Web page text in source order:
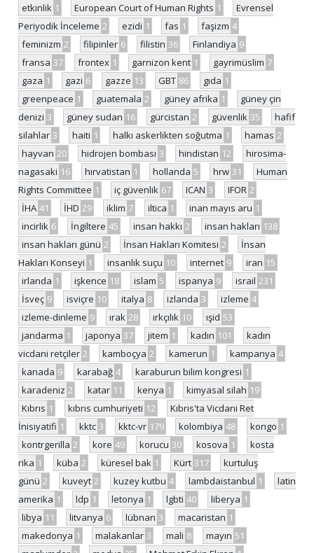
etkinlik 1 European Court of Human Rights 1
Evrensel
Periyodik İnceleme 2 ezidi 1 fas 1 faşizm 4
feminizm 2 filipinler 6 filistin 36 Finlandiya 9
fransa 37 frontex 1 garnizon kent 1 gayrimüslim 7
gaza 1 gazi 6 gazze 13 GBT 86 gıda 1
greenpeace 1 guatemala 2 güney afrika 1
güney çin
denizi 3 güney sudan 16 gürcistan 2 güvenlik 35
hafif
silahlar 3 haiti 1 halkı askerlikten soğutma 1 hamas 2
hayvan 20 hidrojen bombası 3 hindistan 12
hirosima-
nagasaki 16 hırvatistan 1 hollanda 5 hrw 31
Human
Rights Committee 1 iç güvenlik 67 ICAN 3 IFOR 2
İHA 41 İHD 29 iklim 7 iltica 1 inan mayıs aru 1
incirlik 6 İngiltere 45 insan hakkı 2 insan hakları 138
insan hakları günü 2 İnsan Hakları Komitesi 2
İnsan
Hakları Konseyi 1 insanlık suçu 10 internet 9 iran 15
irlanda 1 işkence 18 islam 5 ispanya 9 israil 231
İsveç 9 isviçre 10 italya 8 izlanda 3 izleme 4
izleme-dinleme 9 ırak 28 ırkçılık 10 ışid 53
jandarma 1 japonya 37 jitem 1 kadın 101
kadın
vicdani retçiler 2 kamboçya 2 kamerun 1 kampanya 4
kanada 9 karabağ 4 karaburun bilim kongresi 1
karadeniz 2 katar 11 kenya 1 kimyasal silah 19
Kıbrıs 1 kıbrıs cumhuriyeti 12
Kıbrıs'ta Vicdani Ret
İnisiyatifi 1 kktc 3 kktc-vr 179 kolombiya 48 kongo 1
kontrgerilla 2 kore 49 korucu 30 kosova 1
kosta
rika 1 küba 2 küresel bak 1 Kürt 317
kurtuluş
günü 2 kuveyt 2 kuzey kutbu 4 lambdaistanbul 1
latin
amerika 1 ldp 1 letonya 1 lgbti 40 liberya 1
libya 11 litvanya 6 lübnan 3 macaristan 1
makedonya 1 malakanlar 3 mali 8 mayın 51